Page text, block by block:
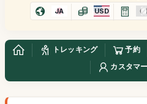
JA USD
トレッキング 予約
カスタマ